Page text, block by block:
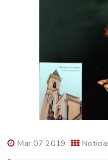
Mar 07 2019